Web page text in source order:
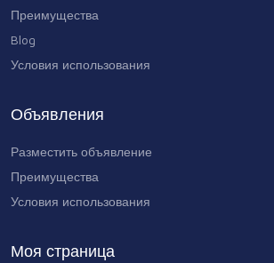
Преимущества
Blog
Условия использования
Объявления
Разместить объявление
Преимущества
Условия использования
Моя страница